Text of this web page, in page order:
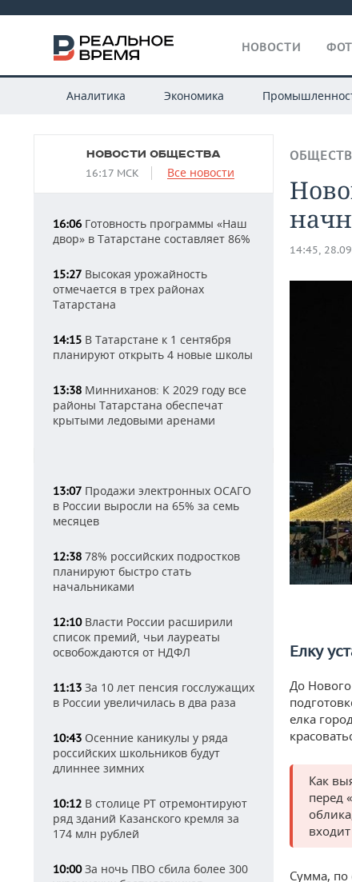
НОВОСТИ
Аналитика Экономика
НОВОСТИ ОБЩЕСТВА
16:17 МСК Все новости
16:06 Готовность программы «Наш
двор» в Татарстане составляет 86%
15:27 Высокая урожайность
отмечается в трех районах
Татарстана
14:15 В Татарстане к 1 сентября
планируют открыть 4 новые школы
13:38 Минниханов: К 2029 году все
районы Татарстана обеспечат
крытыми ледовыми аренами
13:07 Продажи электронных ОСАГО
в России выросли на 65% за семь
месяцев
12:38 78% российских подростков
планируют быстро стать
начальниками
12:10Власти России расширили
список премий, чьи лауреаты
освобождаются от НДФЛ
11:13 За 10 лет пенсия госслужащих
в России увеличилась в два раза
10:43 Осенние каникулы у ряда
российских школьников будут
длиннее зимних
10:12 В столице РТ отремонтируют
ряд зданий Казанского кремля за
174 млн рублей
10:00За ночь ПВО сбила более 300
14:45,
Елку
До Нового
елка
Как
перед
Сумма,